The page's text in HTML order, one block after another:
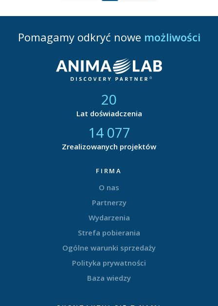
Pomagamy odkryć nowe możliwości
21
Lat doświadczenia
14 877
Zrealizowanych projektów
FIRMA
O nas
Partnerzy
Wydarzenia
Strefa pobierania
Ogólne warunki sprzedaży
Polityka prywatności
Baza wiedzy